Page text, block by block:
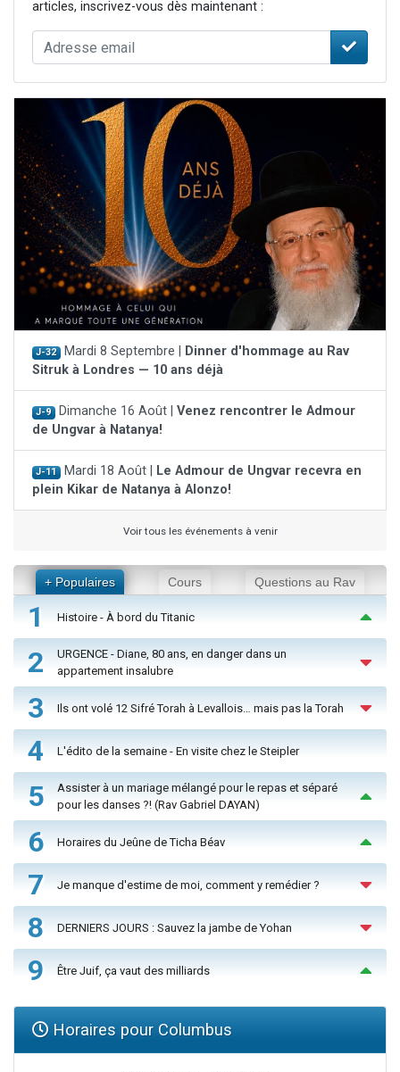
articles, inscrivez-vous dès maintenant :
J-32 Mardi 8 Septembre |
Dinner d'hommage au Rav
Sitruk à Londres — 10 ans déjà
J-9 Dimanche 16 Août | Venez rencontrer le Admour
de Ungvar à Natanya!
J-11 Mardi 18 Août |
Le Admour de Ungvar recevra en
plein Kikar de Natanya à Alonzo!
Voir tous les événements à venir
+ Populaires Cours Questions au Rav
1 Histoire - À bord du Titanic
2
URGENCE - Diane, 80 ans, en danger dans un
appartement insalubre
3 Ils ont volé 12 Sifré Torah à Levallois… mais pas la Torah
4 L'édito de la semaine - En visite chez le Steipler
5
Assister à un mariage mélangé pour le repas et séparé
pour les danses ?! (Rav Gabriel DAYAN)
6 Horaires du Jeûne de Ticha Béav
7 Je manque d'estime de moi, comment y remédier ?
8 DERNIERS JOURS : Sauvez la jambe de Yohan
9 Être Juif, ça vaut des milliards
Horaires pour Columbus